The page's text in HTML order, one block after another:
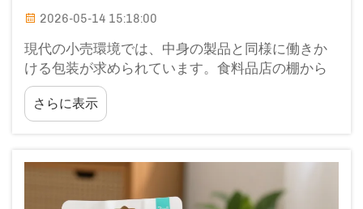
2026-05-14 15:18:00
現代の小売環境では、中身の製品と同様に働きか
ける包装が求められています。食料品店の棚から
専門食品店に至るまで、消費者も小売業者も、製
品の陳列方法や保存方法について、ますます厳選
するようになっています…
さらに表示